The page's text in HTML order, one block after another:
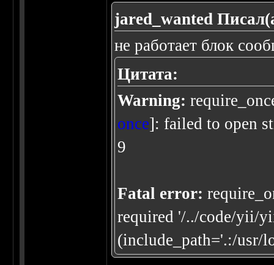
jared_wanted
не работает блок
Цитата:
Warning:
once]: failed to open
9
Fatal error:
required '/../code/yii/
(include_path='.:/usr/